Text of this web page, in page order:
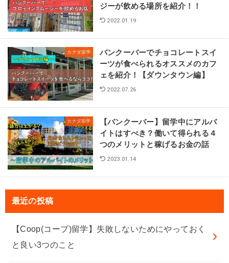
ジーが飲める場所を紹介！！
2022.01.19
カナダ留学
バンクーバーでチョコレートスイ
ーツが食べられるオススメのカフ
ェを紹介！【ダウンタウン編】
2022.07.26
カナダ留学
【バンクーバー】留学中にアルバ
イトはすべき？働いて得られる４
つのメリットと稼げるお金の話
2023.01.14
最近の投稿
【Coop(コープ)留学】失敗しないためにやっておく
と良い3つのこと